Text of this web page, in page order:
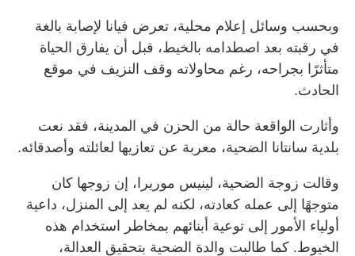
وبحسب وسائل إعلام محلية، تعرض فيانا لإصابة بالغة
في رقبته بعد اصطدامه بالخيط، قبل أن يفارق الحياة
متأثرًا بجراحه، رغم محاولاته وقف النزيف في موقع
الحادث.
وأثارت الواقعة حالة من الحزن في المدينة، فقد نعت
بلدية سانتانا الضحية، معربة عن تعازيها لعائلته وأصدقائه.
وقالت زوجة الضحية، لينيس موريرا، إن زوجها كان
متوجهًا إلى عمله كعادته، لكنه لم يعد إلى المنزل، داعية
أولياء الأمور إلى توعية أبنائهم بمخاطر استخدام هذه
الخيوط. كما طالبت والدة الضحية بتحقيق العدالة،